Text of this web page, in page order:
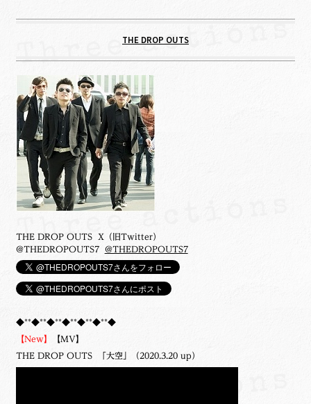
THE DROP OUTS
THE DROP OUTS X（旧Twitter）
@THEDROPOUTS7 @THEDROPOUTS7
◆**◆**◆**◆**◆**◆**◆
【New】 【MV】
THE DROP OUTS 「大空」（2020.3.20 up）